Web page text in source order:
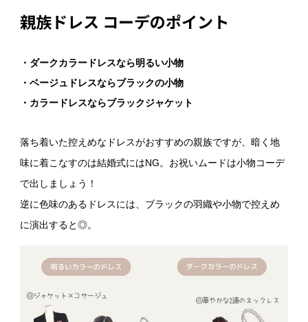
親族ドレス コーデのポイント
・ダークカラードレスなら明るい小物
・ベージュドレスならブラックの小物
・カラードレスならブラックジャケット
落ち着いた控えめなドレスがおすすめの親族ですが、暗く地
味に着こなすのは結婚式にはNG。お祝いムードは小物コーデ
で出しましょう！
逆に色味のあるドレスには、ブラックの羽織や小物で控えめ
に演出すると◎。